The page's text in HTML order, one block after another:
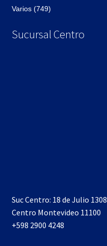
Varios (749)
Sucursal Centro
Suc Centro: 18 de Julio 1308
Centro Montevideo 11100
+598 2900 4248